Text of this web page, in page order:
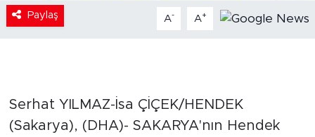
Paylaş A- A+
Serhat YILMAZ-İsa ÇİÇEK/HENDEK
(Sakarya), (DHA)- SAKARYA'nın Hendek